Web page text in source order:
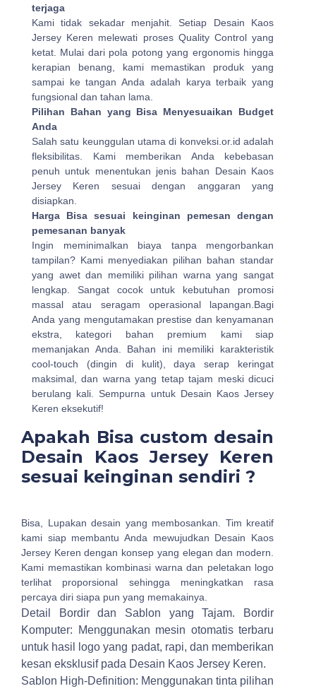
terjaga
Kami tidak sekadar menjahit. Setiap Desain Kaos
Jersey Keren melewati proses Quality Control yang
ketat. Mulai dari pola potong yang ergonomis hingga
kerapian benang, kami memastikan produk yang
sampai ke tangan Anda adalah karya terbaik yang
fungsional dan tahan lama.
Pilihan Bahan yang Bisa Menyesuaikan Budget
Anda
Salah satu keunggulan utama di konveksi.or.id adalah
fleksibilitas. Kami memberikan Anda kebebasan
penuh untuk menentukan jenis bahan Desain Kaos
Jersey Keren sesuai dengan anggaran yang
disiapkan.
Harga Bisa sesuai keinginan pemesan dengan
pemesanan banyak
Ingin meminimalkan biaya tanpa mengorbankan
tampilan? Kami menyediakan pilihan bahan standar
yang awet dan memiliki pilihan warna yang sangat
lengkap. Sangat cocok untuk kebutuhan promosi
massal atau seragam operasional lapangan.Bagi
Anda yang mengutamakan prestise dan kenyamanan
ekstra, kategori bahan premium kami siap
memanjakan Anda. Bahan ini memiliki karakteristik
cool-touch (dingin di kulit), daya serap keringat
maksimal, dan warna yang tetap tajam meski dicuci
berulang kali. Sempurna untuk Desain Kaos Jersey
Keren eksekutif!
Apakah Bisa custom desain
Desain Kaos Jersey Keren
sesuai keinginan sendiri ?
Bisa, Lupakan desain yang membosankan. Tim kreatif
kami siap membantu Anda mewujudkan Desain Kaos
Jersey Keren dengan konsep yang elegan dan modern.
Kami memastikan kombinasi warna dan peletakan logo
terlihat proporsional sehingga meningkatkan rasa
percaya diri siapa pun yang memakainya.
Detail Bordir dan Sablon yang Tajam.
Bordir
Komputer: Menggunakan mesin otomatis terbaru
untuk hasil logo yang padat, rapi, dan memberikan
kesan eksklusif pada Desain Kaos Jersey Keren.
Sablon High-Definition: Menggunakan tinta pilihan